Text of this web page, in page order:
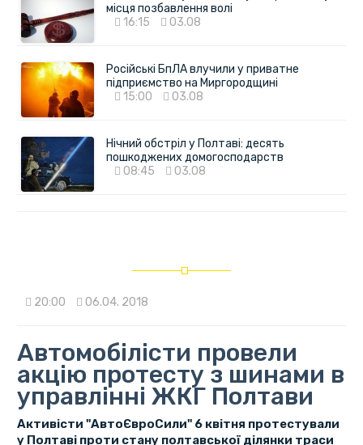
місця позбавлення волі
16:15
03.08
Російські БпЛА влучили у приватне
підприємство на Миргородщині
15:00
03.08
Нічний обстріл у Полтаві: десять
пошкоджених домогосподарств
08:45
03.08
20:00 06.04. 2018
Автомобілісти провели
акцію протесту з шинами в
управлінні ЖКГ Полтави
Активісти "АвтоЄвроСили" 6 квітня протестували
у Полтаві проти стану полтавської ділянки траси